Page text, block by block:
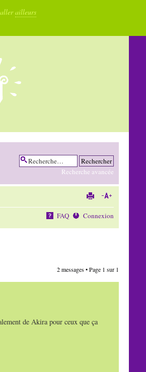
ailleurs
Recherche avancée
FAQ Connexion
2 messages • Page 1 sur 1
de Akira pour ceux que ça